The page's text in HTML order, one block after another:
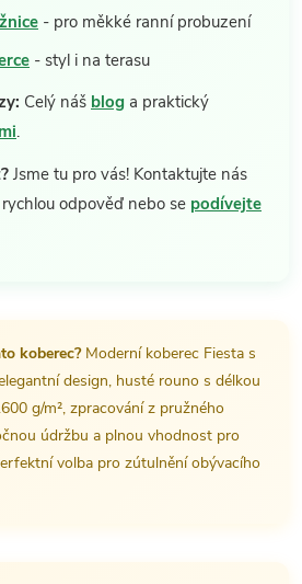
- pro měkké ranní probuzení
- styl i na terasu
Celý náš blog a praktický
.
Jsme tu pro vás! Kontaktujte nás
odpověď nebo se podívejte
koberec?Moderní koberec Fiesta s
design, husté rouno s délkou
g/m², zpracování z pružného
údržbu a plnou vhodnost pro
volba pro zútulnění obývacího